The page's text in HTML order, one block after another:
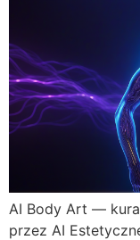
AI Body Art —
przez AI